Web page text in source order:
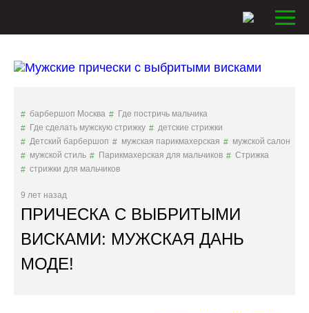
барбершоп Москва
Где постричь мальчика
Где сделать мужскую стрижку
детские стрижки
Детский барбершоп
мужская парикмахерская
мужской салон
мужской стиль
Парикмахерская для мальчиков
Стрижка
стрижки для мальчиков
9 лет назад
ПРИЧЕСКА С ВЫБРИТЫМИ
ВИСКАМИ: МУЖСКАЯ ДАНЬ
МОДЕ!